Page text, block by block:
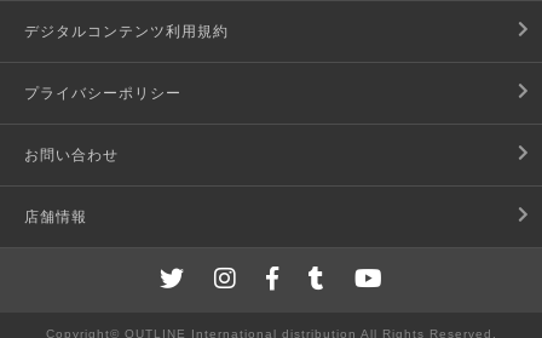
デジタルコンテンツ利用規約
プライバシーポリシー
お問い合わせ
店舗情報
Copyright© OUTLINE International distribution All Rights Reserved.